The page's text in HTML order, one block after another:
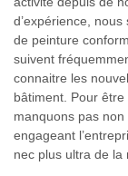
d’expérience,
de peinture
suivent
connaitre les
bâtiment. Pour être
manquons pas non
engageant
nec plus ultra de la